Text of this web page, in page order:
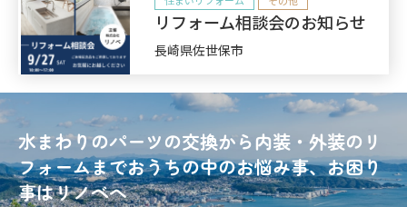
リフォーム相談会のお知らせ
長崎県佐世保市
水まわりのパーツの交換から内装・外装のリ
フォームまでおうちの中のお悩み事、お困り
事はリノベへ